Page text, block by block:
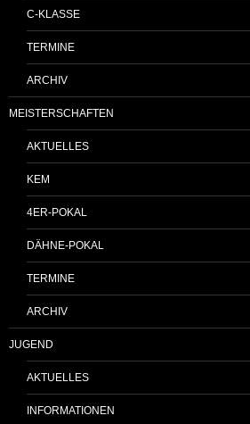
C-KLASSE
TERMINE
ARCHIV
MEISTERSCHAFTEN
AKTUELLES
KEM
4ER-POKAL
DÄHNE-POKAL
TERMINE
ARCHIV
JUGEND
AKTUELLES
INFORMATIONEN